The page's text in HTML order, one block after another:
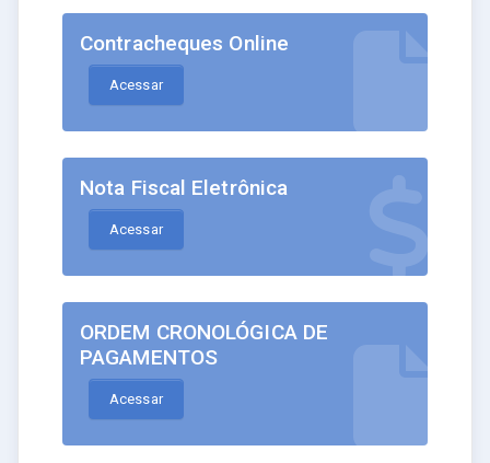
Contracheques Online
Acessar
Nota Fiscal Eletrônica
Acessar
ORDEM CRONOLÓGICA DE
PAGAMENTOS
Acessar